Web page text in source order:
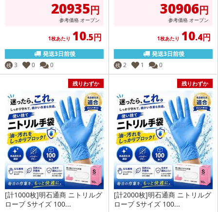
20935円
参考価格 オープン
1枚あたり 10.5円
発送3日前後
残 3 0 0
30906円
参考価格 オープン
1枚あたり 10.4円
発送3日前後
残 2 1 0
残りわずか
[計1000枚]明石通商 ニトリルグ
ローブ Sサイズ 100...
残りわずか
[計2000枚]明石通商 ニトリルグ
ローブ Sサイズ 100...